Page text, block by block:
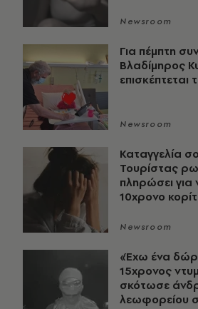
Newsroom
Για πέμπτη
Βλαδίμηρος
επισκέπτεται
Newsroom
Καταγγελία
Τουρίστας
πληρώσει για
10χρονο
Newsroom
«Έχω ένα
15χρονος
σκότωσε
λεωφορείου